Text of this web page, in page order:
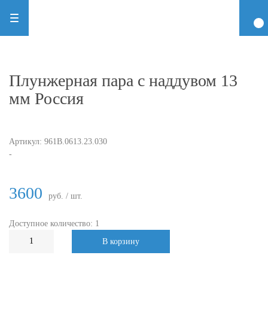
Плунжерная пара с наддувом 13
мм Россия
Артикул: 961В.0613.23.030
-
3600 руб. / шт.
Доступное количество: 1
В корзину